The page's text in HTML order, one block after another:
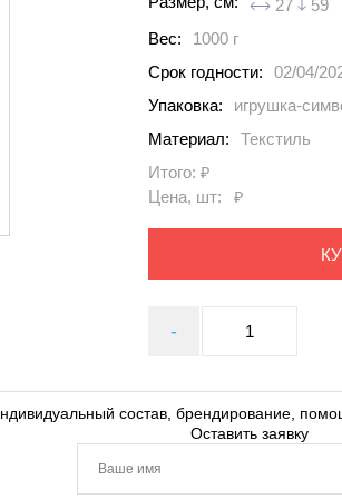
27
59
Вес:
1000 г
Срок годности:
02/04/
Упаковка:
игрушка-
Материал:
Текстиль
Итого: ₽
Цена, шт:
₽
-
состав, брендирование,
Оставить заявку